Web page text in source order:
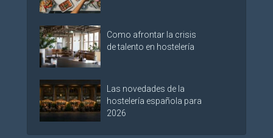
Como afrontar la crisis
de talento en hostelería
Las novedades de la
hostelería española para
2026